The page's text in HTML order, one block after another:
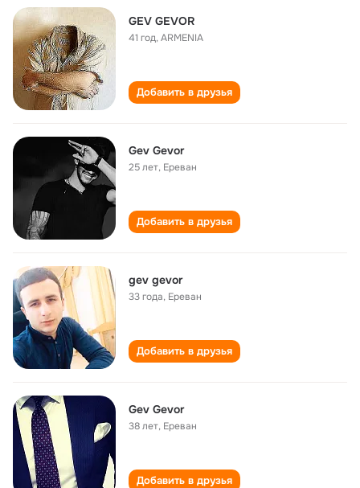
GEV GEVOR
41 год,ARMENIA
Добавить в друзья
Gev Gevor
25 лет, Ереван
Добавить в друзья
gev gevor
33 года, Ереван
Добавить в друзья
Gev Gevor
38 лет, Ереван
Добавить в друзья